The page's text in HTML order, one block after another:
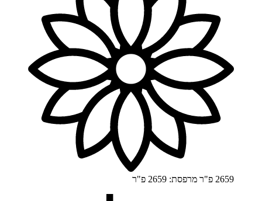
2659 פ"ר מרפסת: 2659 פ"ר